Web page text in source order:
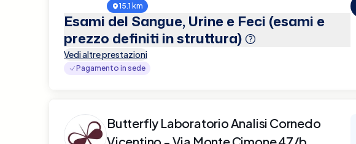
15.1 km
Esami del Sangue, Urine e Feci (esami e
prezzo definiti in struttura)
Vedi altre prestazioni
Pagamento in sede
Butterfly Laboratorio Analisi Cornedo